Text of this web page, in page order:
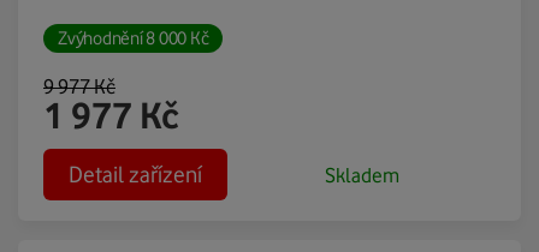
Zvýhodnění8 000 Kč
9 977Kč
1 977 Kč
Detail zařízení Skladem